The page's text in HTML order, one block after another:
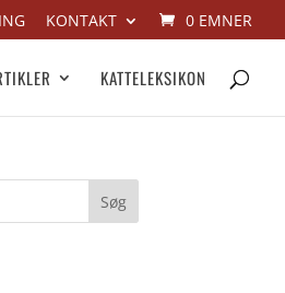
KONTAKT 0 EMNER
KATTELEKSIKON